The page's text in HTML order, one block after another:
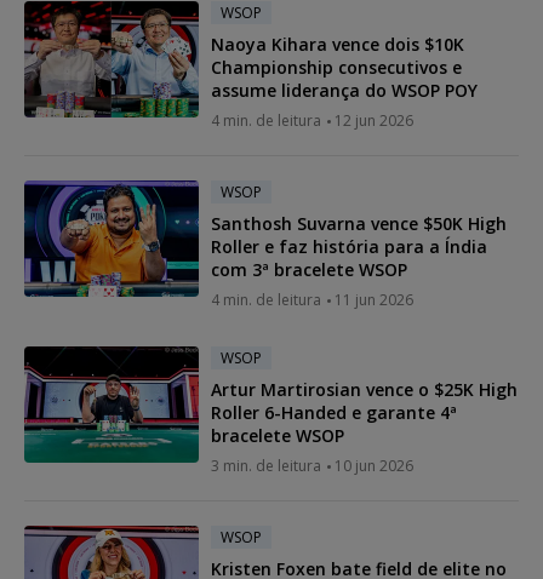
WSOP
Naoya Kihara vence dois $10K
Championship consecutivos e
assume liderança do WSOP POY
4 min. de leitura 12 jun 2026
WSOP
Santhosh Suvarna vence $50K High
Roller e faz história para a Índia
com 3ª bracelete WSOP
4 min. de leitura 11 jun 2026
WSOP
Artur Martirosian vence o $25K High
Roller 6-Handed e garante 4ª
bracelete WSOP
3 min. de leitura 10 jun 2026
WSOP
Kristen Foxen bate field de elite no